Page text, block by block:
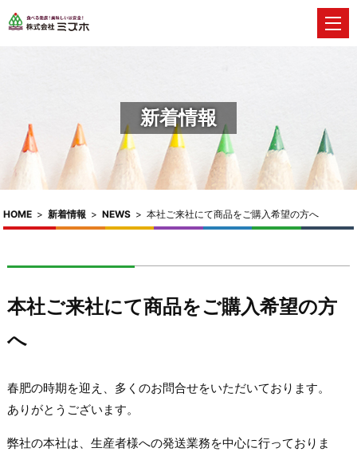
新着情報
HOME > 新着情報 > NEWS > 本社ご来社にて商品をご購入希望の方へ
本社ご来社にて商品をご購入希望の方
へ
春肥の時期を迎え、多くのお問合せをいただいております。
ありがとうございます。
弊社の本社は、生産者様への発送業務を中心に行っておりま